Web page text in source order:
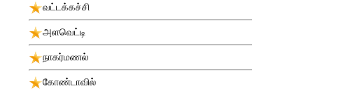
வட்டக்கச்சி
அளவெட்டி
நாகர்மணல்
கோண்டாவில்